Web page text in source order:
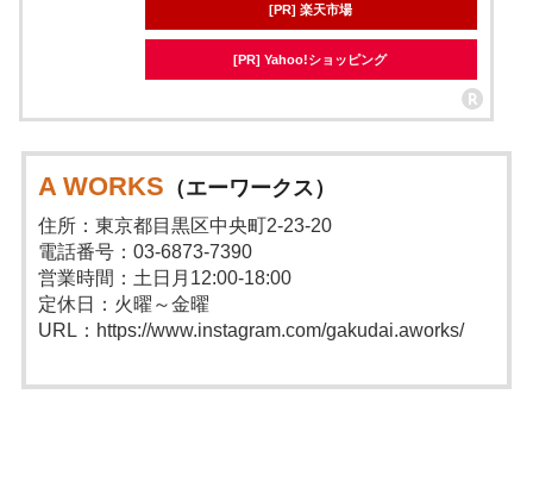
[PR] 楽天市場
[PR] Yahoo!ショッピング
A WORKS （エーワークス）
住所：東京都目黒区中央町2-23-20
電話番号：03-6873-7390
営業時間：土日月12:00-18:00
定休日：火曜～金曜
URL：https://www.instagram.com/gakudai.aworks/